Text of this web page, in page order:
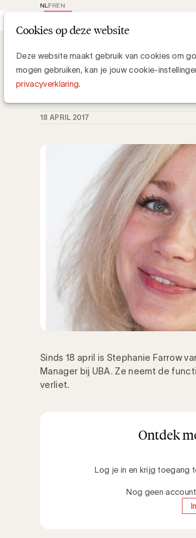
Cookies op deze website
Deze website maakt gebruik van cookies om
mogen gebruiken, kan je jouw cookie-
privacyverklaring.
EN
FR
NL
Stephanie Farrow vervoegt
Partnership Manager
UBA Team
18 APRIL 2017
Sinds 18 april is Stephanie Farrow
Manager bij UBA. Ze neemt de
verliet.
Ontdek
Log je in en krijg toegang
Nog geen